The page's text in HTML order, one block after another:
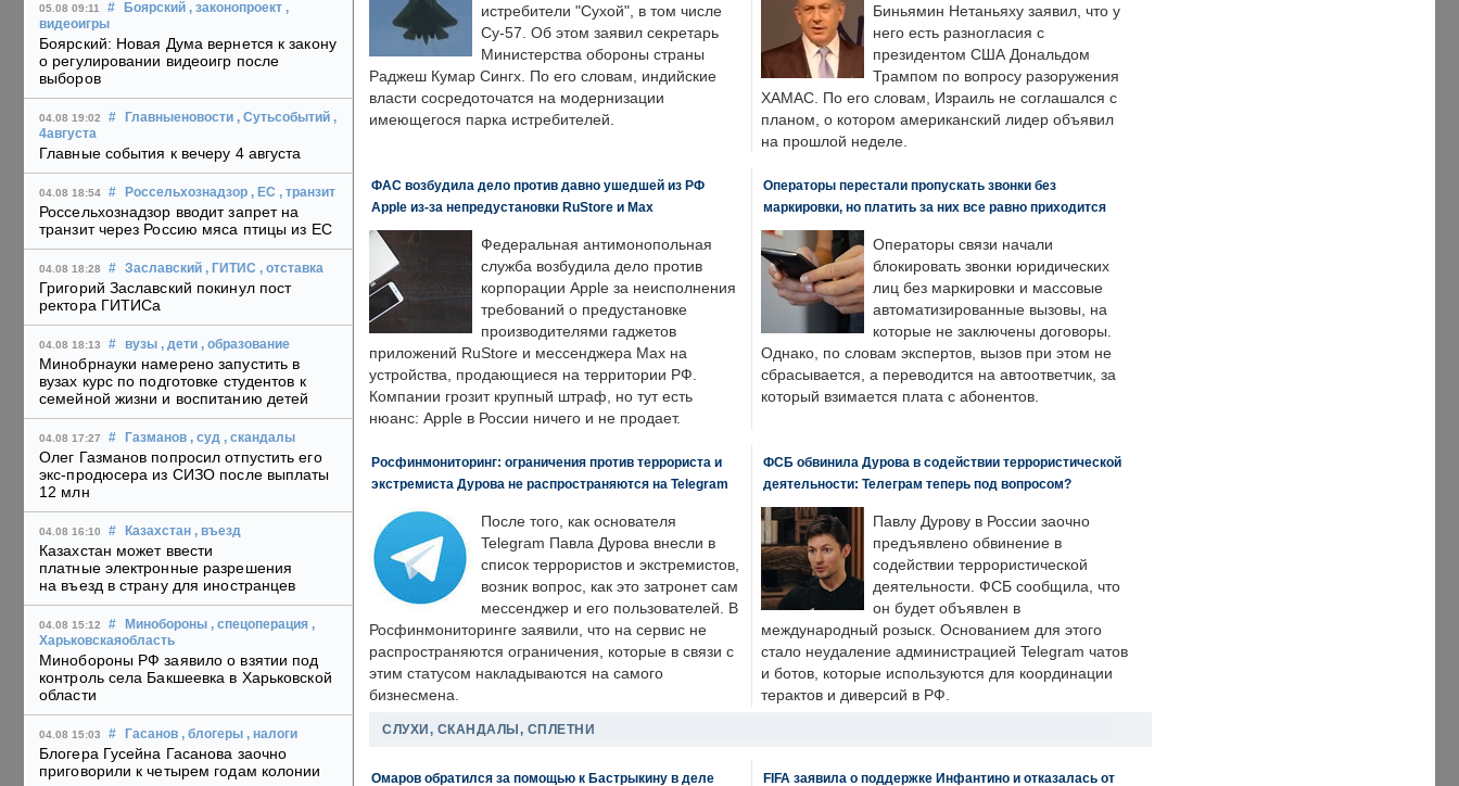
05.08 09:11 # Боярский , законопроект ,
видеоигры
Боярский: Новая Дума вернется к закону
о регулировании видеоигр после
выборов
04.08 19:02 # Главныеновости , Сутьсобытий ,
4августа
Главные события к вечеру 4 августа
04.08 18:54 # Россельхознадзор , ЕС , транзит
Россельхознадзор вводит запрет на
транзит через Россию мяса птицы из ЕС
04.08 18:28 # Заславский , ГИТИС , отставка
Григорий Заславский покинул пост
ректора ГИТИСа
04.08 18:13 # вузы , дети , образование
Минобрнауки намерено запустить в
вузах курс по подготовке студентов к
семейной жизни и воспитанию детей
04.08 17:27 # Газманов , суд , скандалы
Олег Газманов попросил отпустить его
экс-продюсера из СИЗО после выплаты
12 млн
04.08 16:10 # Казахстан , въезд
Казахстан может ввести
платные электронные разрешения
на въезд в страну для иностранцев
04.08 15:12 # Минобороны , спецоперация ,
Харьковскаяобласть
Минобороны РФ заявило о взятии под
контроль села Бакшеевка в Харьковской
области
04.08 15:03 # Гасанов , блогеры , налоги
Блогера Гусейна Гасанова заочно
приговорили к четырем годам колонии
истребители "Сухой", в том числе
Су-57. Об этом заявил секретарь
Министерства обороны страны
Раджеш Кумар Сингх. По его словам, индийские
власти сосредоточатся на модернизации
имеющегося парка истребителей.
Биньямин Нетаньяху заявил, что у
него есть разногласия с
президентом США Дональдом
Трампом по вопросу разоружения
ХАМАС. По его словам, Израиль не соглашался с
планом, о котором американский лидер объявил
на прошлой неделе.
ФАС возбудила дело против давно ушедшей из РФ
Apple из-за непредустановки RuStore и Max
Федеральная антимонопольная
служба возбудила дело против
корпорации Apple за неисполнения
требований о предустановке
производителями гаджетов
приложений RuStore и мессенджера Max на
устройства, продающиеся на территории РФ.
Компании грозит крупный штраф, но тут есть
нюанс: Apple в России ничего и не продает.
Операторы перестали пропускать звонки без
маркировки, но платить за них все равно приходится
Операторы связи начали
блокировать звонки юридических
лиц без маркировки и массовые
автоматизированные вызовы, на
которые не заключены договоры.
Однако, по словам экспертов, вызов при этом не
сбрасывается, а переводится на автоответчик, за
который взимается плата с абонентов.
Росфинмониторинг: ограничения против террориста и
экстремиста Дурова не распространяются на Telegram
После того, как основателя
Telegram Павла Дурова внесли в
список террористов и экстремистов,
возник вопрос, как это затронет сам
мессенджер и его пользователей. В
Росфинмониторинге заявили, что на сервис не
распространяются ограничения, которые в связи с
этим статусом накладываются на самого
бизнесмена.
ФСБ обвинила Дурова в содействии террористической
деятельности: Телеграм теперь под вопросом?
Павлу Дурову в России заочно
предъявлено обвинение в
содействии террористической
деятельности. ФСБ сообщила, что
он будет объявлен в
международный розыск. Основанием для этого
стало неудаление администрацией Telegram чатов
и ботов, которые используются для координации
терактов и диверсий в РФ.
СЛУХИ, СКАНДАЛЫ, СПЛЕТНИ
Омаров обратился за помощью к Бастрыкину в деле
FIFA заявила о поддержке Инфантино и отказалась от